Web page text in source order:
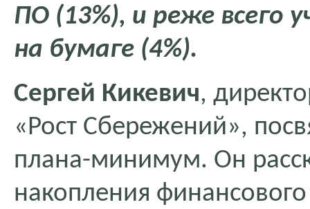
ПО (13%), и реже всего
на бумаге (4%).
Сергей Кикевич,
«Рост Сбережений»,
плана-минимум. Он
накопления